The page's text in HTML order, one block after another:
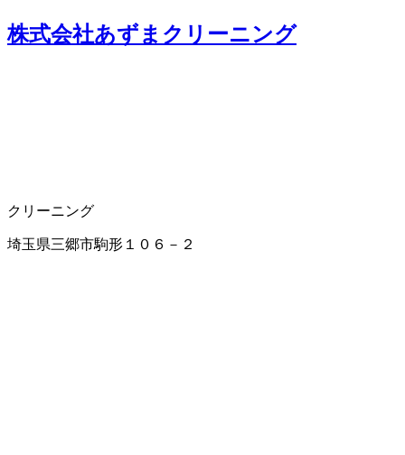
株式会社あずまクリーニング
クリーニング
埼玉県三郷市駒形１０６－２